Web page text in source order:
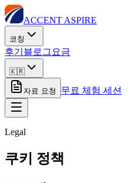
ACCENT ASPIRE
코칭
후기 블로그 요금
🇰🇷
자료 요청 무료 체험 세션
Legal
쿠키 정책